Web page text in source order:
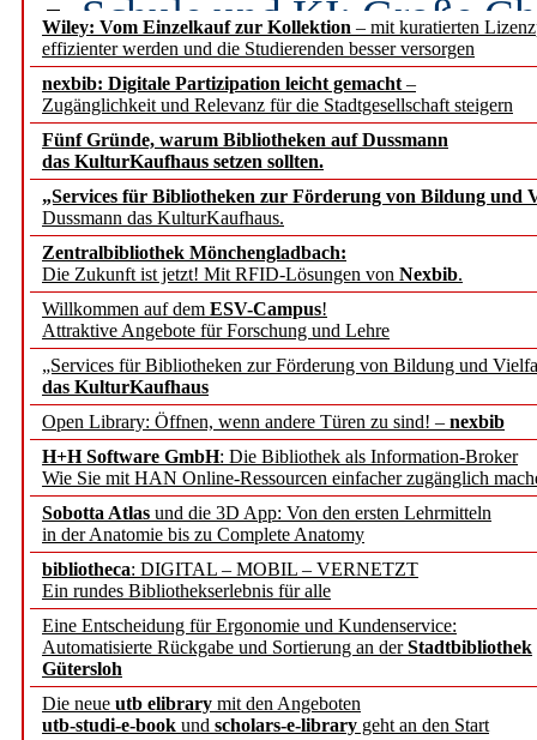
Wiley: Vom Einzelkauf zur Kollektion – mit kuratierten
effizienter werden und die Studierenden besser versorgen
nexbib: Digitale Partizipation leicht gemacht –
Zugänglichkeit und Relevanz für die Stadtgesellschaft steigern
Fünf Gründe, warum Bibliotheken auf Dussmann
das KulturKaufhaus setzen sollten.
„Services für Bibliotheken zur Förderung von Bildung und
Dussmann das KulturKaufhaus.
Zentralbibliothek Mönchengladbach:
Die Zukunft ist jetzt! Mit RFID-Lösungen von Nexbib.
Willkommen auf dem ESV-Campus!
Attraktive Angebote für Forschung und Lehre
„Services für Bibliotheken zur Förderung von Bildung und
das KulturKaufhaus
Open Library: Öffnen, wenn andere Türen zu sind! – nexbib
H+H Software GmbH: Die Bibliothek als Information-Broker
Wie Sie mit HAN Online-Ressourcen einfacher zugänglich
Sobotta Atlas und die 3D App: Von den ersten Lehrmitteln
in der Anatomie bis zu Complete Anatomy
bibliotheca: DIGITAL – MOBIL – VERNETZT
Ein rundes Bibliothekserlebnis für alle
Eine Entscheidung für Ergonomie und Kundenservice:
Automatisierte Rückgabe und Sortierung an derStadtbibliothek
Gütersloh
Die neue utb elibrary mit den Angeboten
utb-studi-e-book und scholars-e-library geht an den Start
Schule und KI: Große
Voraussetzungen
Erfolgreiches erstes
Segment Research –
angepasst
konstruktiv!
Mohr Siebeck
und die Zeitschrift für
Francke Attempto
EBSCO Information
Recherchefunktionen in
Sorbisches Institut neu
Geschichte und